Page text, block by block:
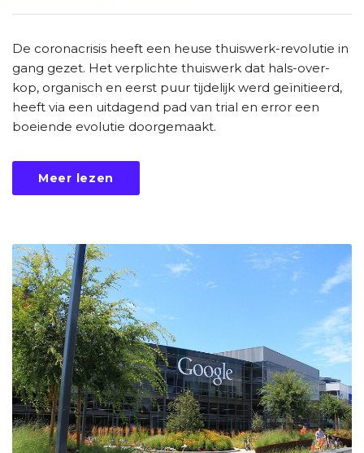
De coronacrisis heeft een heuse thuiswerk-revolutie in
gang gezet. Het verplichte thuiswerk dat hals-over-
kop, organisch en eerst puur tijdelijk werd geïnitieerd,
heeft via een uitdagend pad van trial en error een
boeiende evolutie doorgemaakt.
Meer lezen